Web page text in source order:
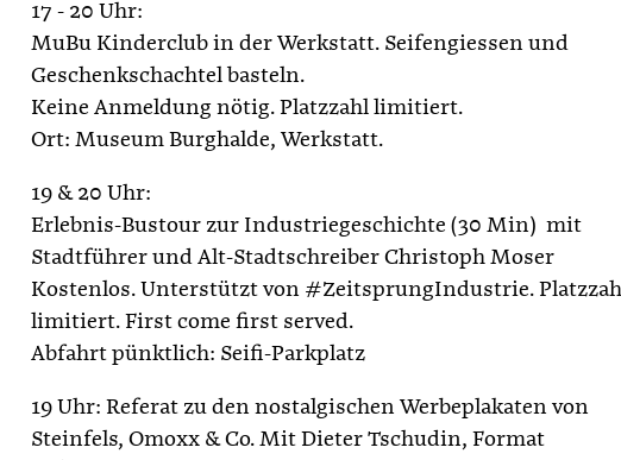
17 - 20 Uhr:
MuBu Kinderclub in der Werkstatt. Seifengiessen und
Geschenkschachtel basteln.
Keine Anmeldung nötig. Platzzahl limitiert.
Ort: Museum Burghalde, Werkstatt.
19 & 20 Uhr:
Erlebnis-Bustour zur Industriegeschichte (30 Min) mit
Stadtführer und Alt-Stadtschreiber Christoph Moser
Kostenlos. Unterstützt von #ZeitsprungIndustrie.
limitiert. First come first served.
Abfahrt pünktlich: Seifi-Parkplatz
19 Uhr: Referat zu den nostalgischen Werbeplakaten von
Steinfels, Omoxx & Co. Mit Dieter Tschudin, Format